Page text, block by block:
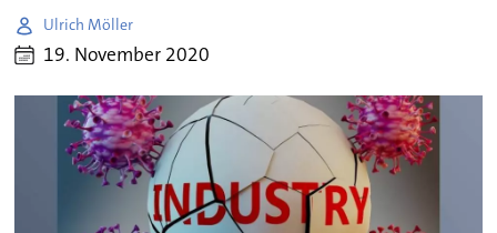
Ulrich Möller
19. November 2020